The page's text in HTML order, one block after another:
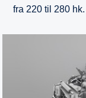
fra 220 til 280 hk.